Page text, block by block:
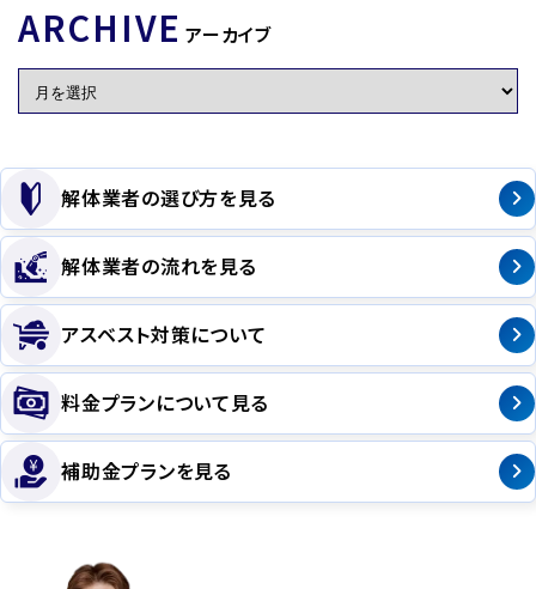
ARCHIVE アーカイブ
解体業者の選び方を見る
解体業者の流れを見る
アスベスト対策について
料金プランについて見る
補助金プランを見る